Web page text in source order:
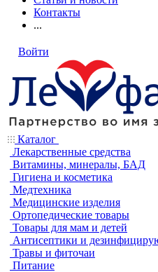
Контакты
...
Войти
Каталог
Лекарственные средства
Витамины, минералы, БАД
Гигиена и косметика
Медтехника
Медицинские изделия
Ортопедические товары
Товары для мам и детей
Антисептики и
Травы и фиточаи
Питание